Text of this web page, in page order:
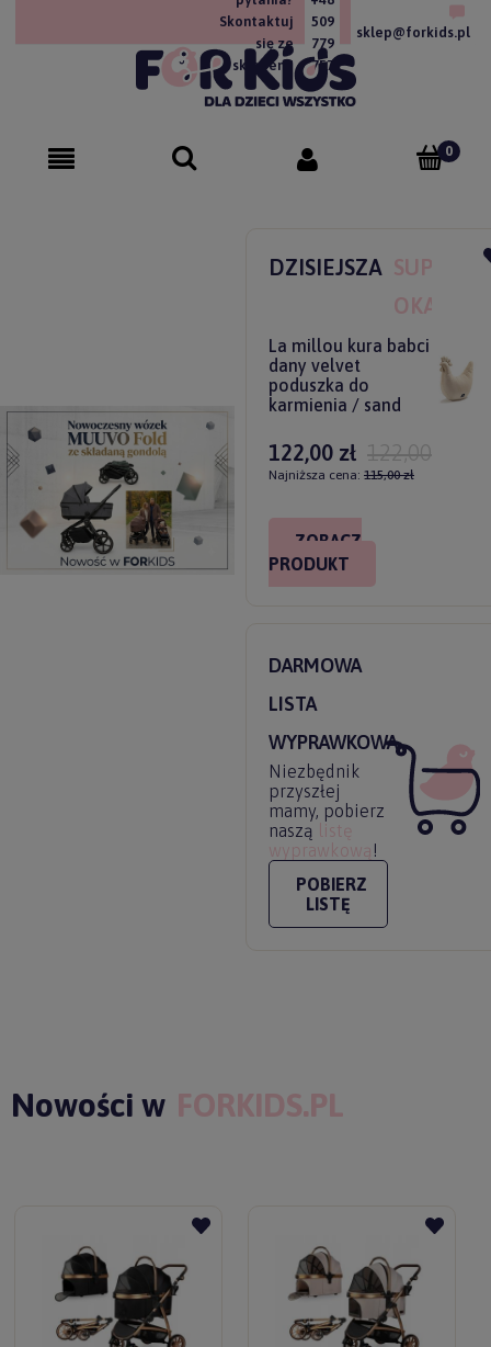
Skontaktuj
się ze
sklepem!
509
779
757
sklep@forkids.pl
DZISIEJSZA SUPER
OKAZJA
La millou kura babci
dany velvet
poduszka do
karmienia / sand
122,00 zł 122,00 zł
Najniższa cena: 115,00 zł
ZOBACZ
PRODUKT
DARMOWA
LISTA
WYPRAWKOWA
Niezbędnik
przyszłej
mamy, pobierz
naszą
listę
wyprawkową !
POBIERZ
LISTĘ
Nowości w FORKIDS.PL